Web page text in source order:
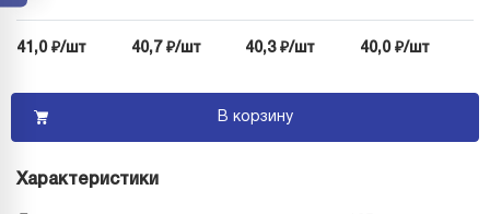
41,0 ₽/шт 40,7 ₽/шт 40,3 ₽/шт 40,0 ₽/шт
В корзину
Характеристики